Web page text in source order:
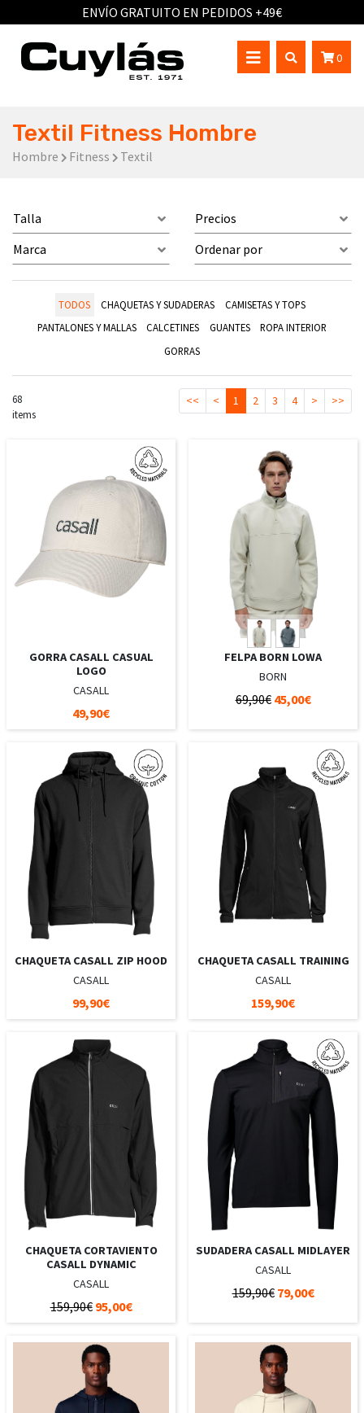
ENVÍO GRATUITO EN PEDIDOS +49€
0
Textil Fitness Hombre
Hombre Fitness Textil
Talla
Precios
Marca
Ordenar por
TODOS CHAQUETAS Y SUDADERAS
CAMISETAS Y TOPS
PANTALONES Y MALLAS
CALCETINES GUANTES
ROPA INTERIOR
GORRAS
68
items
<< < 1 2 3 4 > >>
GORRA CASALL CASUAL
LOGO
CASALL
49,90€
FELPA BORN LOWA
BORN
69,90€ 45,00€
CHAQUETA CASALL ZIP HOOD
CASALL
99,90€
CHAQUETA CASALL TRAINING
CASALL
159,90€
CHAQUETA CORTAVIENTO
CASALL DYNAMIC
CASALL
159,90€ 95,00€
SUDADERA CASALL MIDLAYER
CASALL
159,90€ 79,00€